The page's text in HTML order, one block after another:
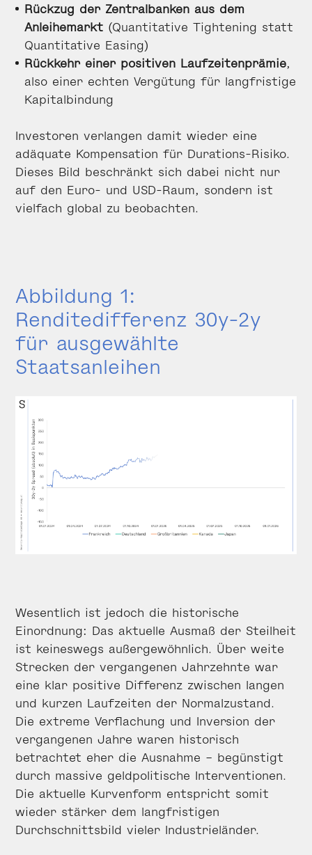
Rückzug der Zentralbanken aus dem
Anleihemarkt (Quantitative Tightening statt
Quantitative Easing)
Rückkehr einer positiven Laufzeitenprämie,
also einer echten Vergütung für langfristige
Kapitalbindung
Investoren verlangen damit wieder eine
adäquate Kompensation für Durations-Risiko.
Dieses Bild beschränkt sich dabei nicht nur
auf den Euro- und USD-Raum, sondern ist
vielfach global zu beobachten.
Abbildung 1:
Renditedifferenz 30y-2y
für ausgewählte
Staatsanleihen
Wesentlich ist jedoch die historische
Einordnung: Das aktuelle Ausmaß der Steilheit
ist keineswegs außergewöhnlich. Über weite
Strecken der vergangenen Jahrzehnte war
eine klar positive Differenz zwischen langen
und kurzen Laufzeiten der Normalzustand.
Die extreme Verflachung und Inversion der
vergangenen Jahre waren historisch
betrachtet eher die Ausnahme – begünstigt
durch massive geldpolitische Interventionen.
Die aktuelle Kurvenform entspricht somit
wieder stärker dem langfristigen
Durchschnittsbild vieler Industrieländer.